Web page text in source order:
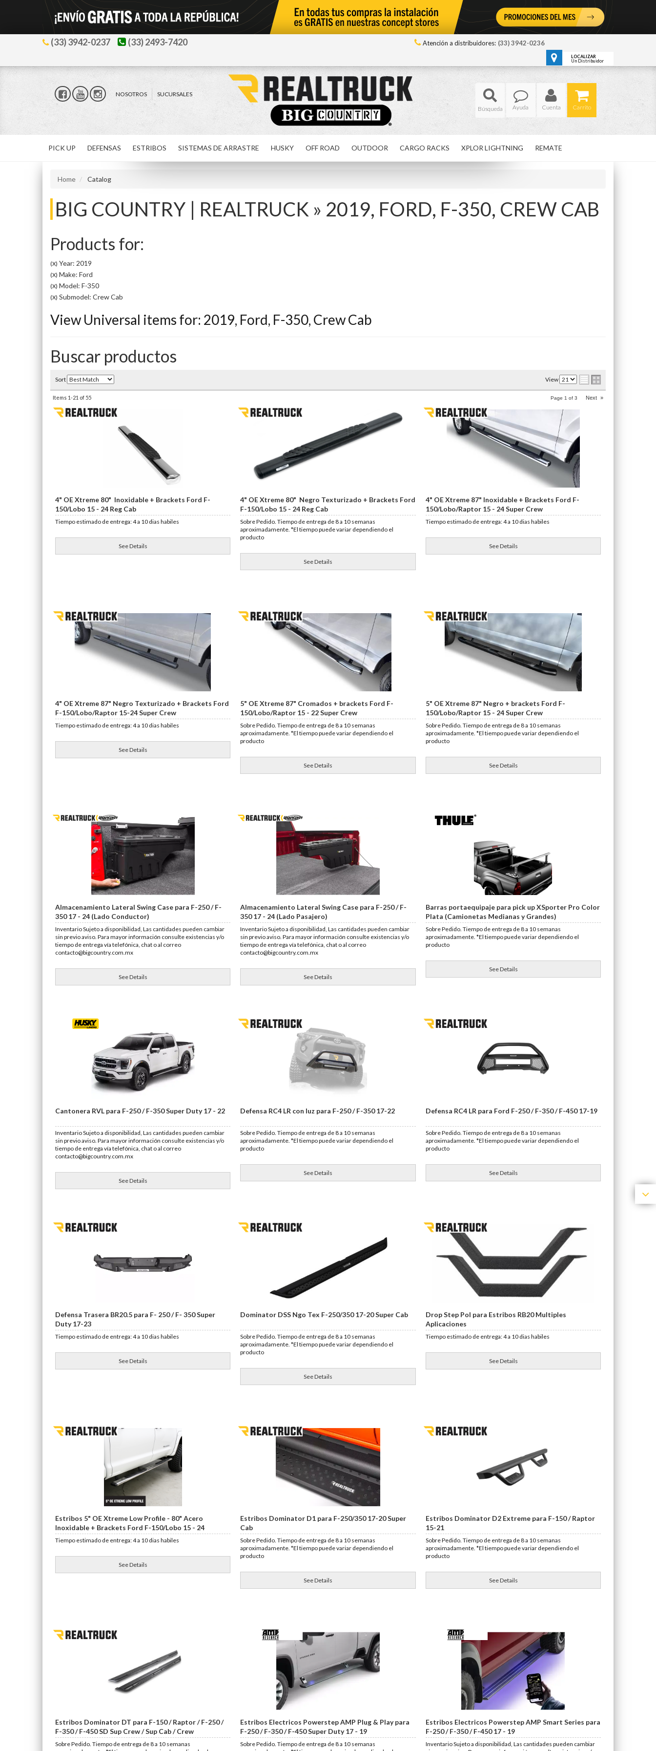
(33) 3942-0237 (33) 2493-7420 Atención a distribuidores: (33) 3942-0236
LOCALIZAR
Un Distribuidor
NOSOTROS
SUCURSALES
Ayuda
Cuenta Carrito
PICK UP DEFENSAS ESTRIBOS SISTEMAS DE ARRASTRE HUSKY OFF ROAD OUTDOOR CARGO RACKS XPLOR LIGHTNING REMATE
Home Catalog
BIG COUNTRY | REALTRUCK » 2019, FORD, F-350, CREW CAB
Products for:
(X) Year: 2019
(X) Make: Ford
(X) Model: F-350
(X) Submodel: Crew Cab
View Universal items for: 2019, Ford, F-350, Crew Cab
Buscar productos
Sort View
Items 1-21 of 55 Page 1 of 3 Next »
4" OE Xtreme 80" Inoxidable + Brackets Ford F-
150/Lobo 15 - 24 Reg Cab
Tiempo estimado de entrega: 4 a 10 dias habiles
See Details
4" OE Xtreme 80" Negro Texturizado + Brackets Ford
F-150/Lobo 15 - 24 Reg Cab
Sobre Pedido. Tiempo de entrega de 8 a 10 semanas
aproximadamente. *El tiempo puede variar dependiendo el
producto
See Details
4" OE Xtreme 87" Inoxidable + Brackets Ford F-
150/Lobo/Raptor 15 - 24 Super Crew
Tiempo estimado de entrega: 4 a 10 dias habiles
See Details
4" OE Xtreme 87" Negro Texturizado + Brackets Ford
F-150/Lobo/Raptor 15-24 Super Crew
Tiempo estimado de entrega: 4 a 10 dias habiles
See Details
5" OE Xtreme 87" Cromados + brackets Ford F-
150/Lobo/Raptor 15 - 22 Super Crew
Sobre Pedido. Tiempo de entrega de 8 a 10 semanas
aproximadamente. *El tiempo puede variar dependiendo el
producto
See Details
5" OE Xtreme 87" Negro + brackets Ford F-
150/Lobo/Raptor 15 - 24 Super Crew
Sobre Pedido. Tiempo de entrega de 8 a 10 semanas
aproximadamente. *El tiempo puede variar dependiendo el
producto
See Details
Almacenamiento Lateral Swing Case para F-250 / F-
350 17 - 24 (Lado Conductor)
Inventario Sujeto a disponibilidad, Las cantidades pueden cambiar
sin previo aviso. Para mayor información consulte existencias y/o
tiempo de entrega vía telefónica, chat o al correo
contacto@bigcountry.com.mx
See Details
Almacenamiento Lateral Swing Case para F-250 / F-
350 17 - 24 (Lado Pasajero)
Inventario Sujeto a disponibilidad, Las cantidades pueden cambiar
sin previo aviso. Para mayor información consulte existencias y/o
tiempo de entrega vía telefónica, chat o al correo
contacto@bigcountry.com.mx
See Details
Barras portaequipaje para pick up XSporter Pro Color
Plata (Camionetas Medianas y Grandes)
Sobre Pedido. Tiempo de entrega de 8 a 10 semanas
aproximadamente. *El tiempo puede variar dependiendo el
producto
See Details
Cantonera RVL para F-250 / F-350 Super Duty 17 - 22
Inventario Sujeto a disponibilidad, Las cantidades pueden cambiar
sin previo aviso. Para mayor información consulte existencias y/o
tiempo de entrega vía telefónica, chat o al correo
contacto@bigcountry.com.mx
See Details
Defensa RC4 LR con luz para F-250 / F-350 17-22
Sobre Pedido. Tiempo de entrega de 8 a 10 semanas
aproximadamente. *El tiempo puede variar dependiendo el
producto
See Details
Defensa RC4 LR para Ford F-250 / F-350 / F-450 17-19
Sobre Pedido. Tiempo de entrega de 8 a 10 semanas
aproximadamente. *El tiempo puede variar dependiendo el
producto
See Details
Defensa Trasera BR20.5 para F- 250 / F- 350 Super
Duty 17-23
Tiempo estimado de entrega: 4 a 10 dias habiles
See Details
Dominator DSS Ngo Tex F-250/350 17-20 Super Cab
Sobre Pedido. Tiempo de entrega de 8 a 10 semanas
aproximadamente. *El tiempo puede variar dependiendo el
producto
See Details
Drop Step Pol para Estribos RB20 Multiples
Aplicaciones
Tiempo estimado de entrega: 4 a 10 dias habiles
See Details
Estribos 5" OE Xtreme Low Profile - 80" Acero
Inoxidable + Brackets Ford F-150/Lobo 15 - 24
Tiempo estimado de entrega: 4 a 10 dias habiles
See Details
Estribos Dominator D1 para F-250/350 17-20 Super
Cab
Sobre Pedido. Tiempo de entrega de 8 a 10 semanas
aproximadamente. *El tiempo puede variar dependiendo el
producto
See Details
Estribos Dominator D2 Extreme para F-150 / Raptor
15-21
Sobre Pedido. Tiempo de entrega de 8 a 10 semanas
aproximadamente. *El tiempo puede variar dependiendo el
producto
See Details
Estribos Dominator DT para F-150 / Raptor / F-250 /
F-350 / F-450 SD Sup Crew / Sup Cab / Crew
Sobre Pedido. Tiempo de entrega de 8 a 10 semanas
Estribos Electricos Powerstep AMP Plug & Play para
F-250 / F-350 / F-450 Super Duty 17 - 19
Sobre Pedido. Tiempo de entrega de 8 a 10 semanas
Estribos Electricos Powerstep AMP Smart Series para
F-250 / F-350 / F-450 17 - 19
Inventario Sujeto a disponibilidad, Las cantidades pueden cambiar